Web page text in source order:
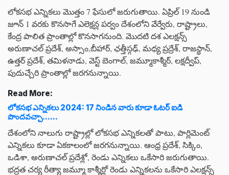
లోకసభ ఎన్నికలు మొత్తం 7 ఫేసులో జరుగుతాయి. ఏప్రిల్ 19 నుండి
జూన్ 1 వరకు కొనసాగే ఎలెక్షన్ల పర్వం దేశంలోని వేర్వేరు, రాష్ట్రాలు,
కేంద్ర పాలిత ప్రాంతాల్లో కొనసాగనుంది. మొదటి దశ ఎలక్షన్స్
అరుణాచల్ ప్రదేశ్, అస్సాం,బీహార్, ఛత్తీస్గఢ్, మధ్య ప్రద్రేశ్, రాజస్థాన్,
ఉత్తర్ ప్రదేశ్, తమిళనాడు, వెస్ట్ బెంగాల్, జమ్మూకాశ్మీర్, లక్షద్వీప్,
పుదుచ్చేరి ప్రాంతాల్లో జరగనున్నాయి.
Read More:
లోకసభ ఎన్నికలు 2024: 17 నిండిన వారు కూడా ఓటర్ ఐడి
పొందవచ్చా......
దేశంలోని నాలుగు రాష్ట్రాల్లో లోకసభ ఎన్నికలతో పాటు, పార్లిమెంట్
ఎన్నికలు కూడా ఏకకాలంలో జరగనున్నాయి. ఆంధ్ర ప్రదేశ్, సిక్కిం,
ఒడిశా, అరుణాచల్ ప్రదేశ్లో, రెండు ఎన్నికలు ఒకేసారి జరుగుతాయి.
భద్రత చర్య రీత్యా జమ్మూ కాశ్మీర్లో రెండు ఎన్నికలను ఒకేసారి ఎలక్షన్స్